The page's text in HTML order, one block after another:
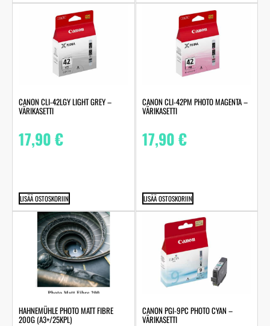
CANON CLI-42LGY LIGHT GREY –
VÄRIKASETTI
17,90€
LISÄÄ OSTOSKORIIN
CANON CLI-42PM PHOTO MAGENTA –
VÄRIKASETTI
17,90€
LISÄÄ OSTOSKORIIN
HAHNEMÜHLE PHOTO MATT FIBRE
200G (A3+/25KPL)
CANON PGI-9PC PHOTO CYAN –
VÄRIKASETTI